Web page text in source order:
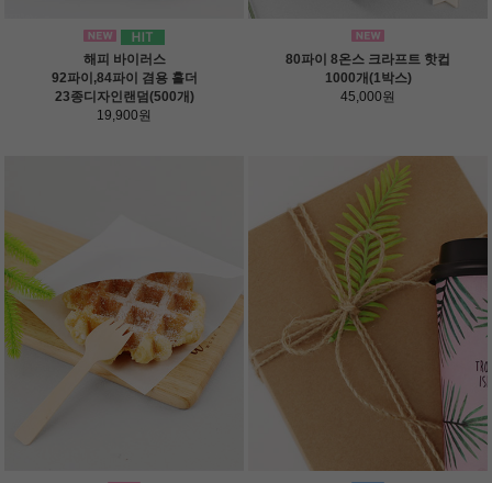
해피 바이러스
92파이,84파이 겸용 홀더
23종디자인랜덤(500개)
19,900원
80파이 8온스 크라프트 핫컵
1000개(1박스)
45,000원